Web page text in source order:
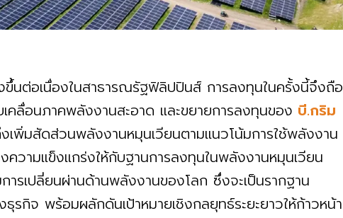
นต่อเนื่องในสาธารณรัฐฟิลิปปินส์ การลงทุนในครั้งนี้จึงถือ
คลื่อนภาคพลังงานสะอาด และขยายการลงทุนของ บี.กริม
เพิ่มสัดส่วนพลังงานหมุนเวียนตามแนวโน้มการใช้พลังงาน
วามแข็งแกร่งให้กับฐานการลงทุนในพลังงานหมุนเวียน
รเปลี่ยนผ่านด้านพลังงานของโลก ซึ่งจะเป็นรากฐาน
รกิจ พร้อมผลักดันเป้าหมายเชิงกลยุทธ์ระยะยาวให้ก้าวหน้า